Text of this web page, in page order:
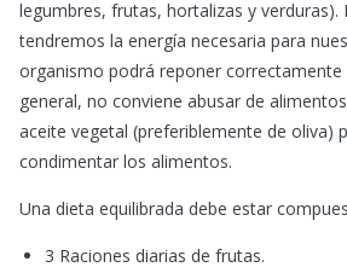
legumbres, frutas, hortalizas y verduras).
tendremos la energía necesaria para
organismo podrá reponer correctamente
general, no conviene abusar de
aceite vegetal (preferiblemente de oliva)
condimentar los alimentos.
Una dieta equilibrada debe estar
3 Raciones diarias de frutas.